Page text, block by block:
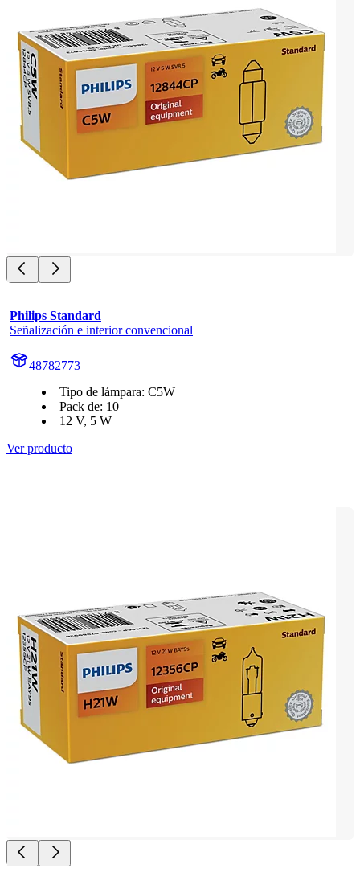
Philips Standard
Señalización e interior convencional
48782773
Tipo de lámpara: C5W
Pack de: 10
12 V, 5 W
Ver producto